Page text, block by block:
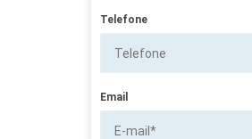
Telefone
Email